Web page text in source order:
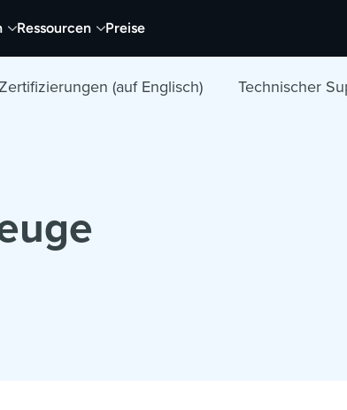
Ressourcen Preise
(auf Englisch) Technischer